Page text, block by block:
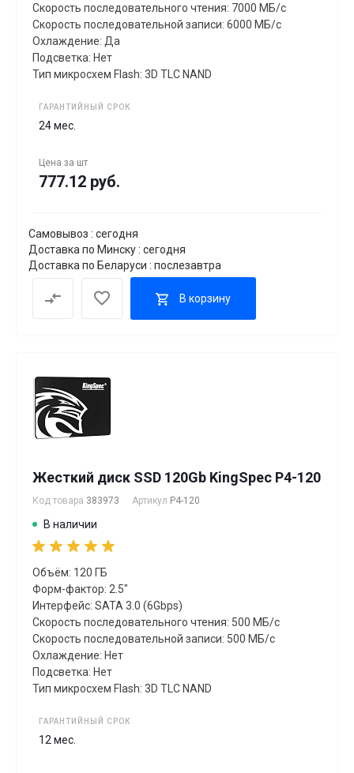
Скорость последовательного чтения: 7000 МБ/с
Скорость последовательной записи: 6000 МБ/с
Охлаждение: Да
Подсветка: Нет
Тип микросхем Flash: 3D TLC NAND
ГАРАНТИЙНЫЙ СРОК
24 мес.
Цена за шт
777.12 руб.
Самовывоз : сегодня
Доставка по Минску : сегодня
Доставка по Беларуси : послезавтра
В корзину
Жесткий диск SSD 120Gb KingSpec P4-120
Код товара 383973 Артикул P4-120
В наличии
Объём: 120 ГБ
Форм-фактор: 2.5"
Интерфейс: SATA 3.0 (6Gbps)
Скорость последовательного чтения: 500 МБ/с
Скорость последовательной записи: 500 МБ/с
Охлаждение: Нет
Подсветка: Нет
Тип микросхем Flash: 3D TLC NAND
ГАРАНТИЙНЫЙ СРОК
12 мес.